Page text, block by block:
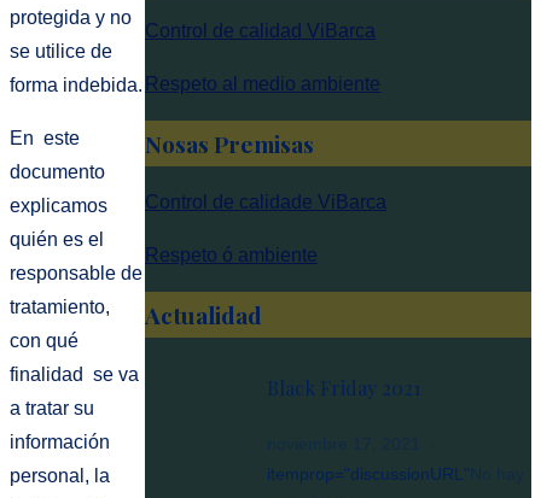
protegida y no
se utilice de
forma indebida.
En este
documento
explicamos
quién es el
responsable de
tratamiento,
con qué
finalidad se va
a tratar su
información
personal, la
Control de calidad ViBarca
Respeto al medio ambiente
Nosas Premisas
Control de calidade ViBarca
Respeto ó ambiente
Actualidad
Black Friday 2021
itemprop="discussionURL"